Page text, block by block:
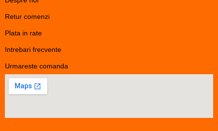
Retur comenzi
Plata in rate
Intrebari frecvente
Urmareste comanda